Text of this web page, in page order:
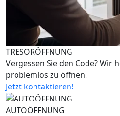
TRESORÖFFNUNG
Vergessen Sie den Code? Wir
problemlos zu öffnen.
Jetzt kontaktieren!
AUTOÖFFNUNG